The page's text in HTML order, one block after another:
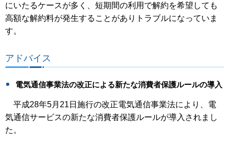
にいたるケースが多く、短期間の利用で解約を希望しても
高額な解約料が発生することがありトラブルになっていま
す。
アドバイス
電気通信事業法の改正による新たな消費者保護ルールの導入
平成28年5月21日施行の改正電気通信事業法により、電
気通信サービスの新たな消費者保護ルールが導入されまし
た。